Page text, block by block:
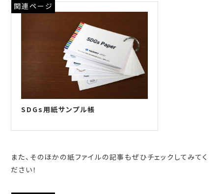
関連ページ
SDGs用紙サンプル帳
また、そのほかの紙ファイルの記事もぜひチェックしてみてく
ださい！